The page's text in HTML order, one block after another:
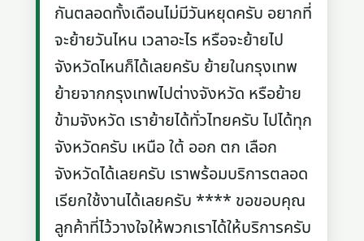
กันตลอดทั้งเดือนไม่มีวันหยุดครับ อยากที่
จะย้ายวันไหน เวลาอะไร หรือจะย้ายไป
จังหวัดไหนก็ได้เลยครับ ย้ายในกรุงเทพ
ย้ายจากกรุงเทพไปต่างจังหวัด หรือย้าย
ข้ามจังหวัด เราย้ายได้ทั่วไทยครับ ไปได้ทุก
จังหวัดครับ เหนือ ใต้ ออก ตก เลือก
จังหวัดได้เลยครับ เราพร้อมบริการตลอด
เรียกใช้งานได้เลยครับ **** ขอขอบคุณ
ลูกค้าที่ไว้วางใจให้พวกเราได้ให้บริการครับ